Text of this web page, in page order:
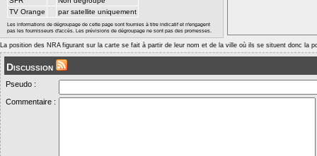
TV Orange
par satellite uniquement
Les informations de dégroupage de cette page sont fournies à titre indicatif et n'engagent
pas les fournisseurs d'accès. Les prévisions de dégroupage ne sont pas des promesses.
La position des NRA figurant sur la carte se fait à partir de leur nom et de la ville où ils se situent donc la
Discussion
Pseudo :
Commentaire :